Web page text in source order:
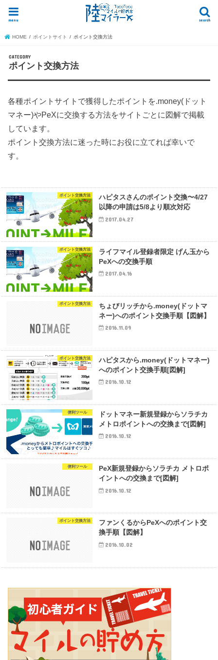
search
menu
HOME ポイントサイト ポイント交換方法
ポイント交換方法
各種ポイントサイトで獲得したポイントを.money(ドット
マネー)やPeXに交換する方法をサイトごとに図解で掲載
しています。
ポイント交換方法に迷った時にお役に立てれば幸いで
す。
ポイント交換方法
ハピタスさんのポイント交換〜4/27
以降の申請は5/8より順次対応
2017.04.27
ポイント交換方法
ライフマイル登録者限定 げん玉から
PeXへの交換手順
2017.04.16
ポイント交換方法
ちょびリッチから.money(ドットマ
ネー)へのポイント交換手順【図解】
2016.11.09
ポイント交換方法
ハピタスから.money(ドットマネー)
へのポイント交換手順[図解]
2016.10.12
便利ツール
ドットマネー新規登録からソラチカ
メトロポイントへの交換まで[図解]
2016.10.12
便利ツール
PeX新規登録からソラチカ メトロポ
イントへの交換まで[図解]
2016.10.12
ポイント交換方法
ファンくるからPeXへのポイント交
換手順【図解】
2016.10.02